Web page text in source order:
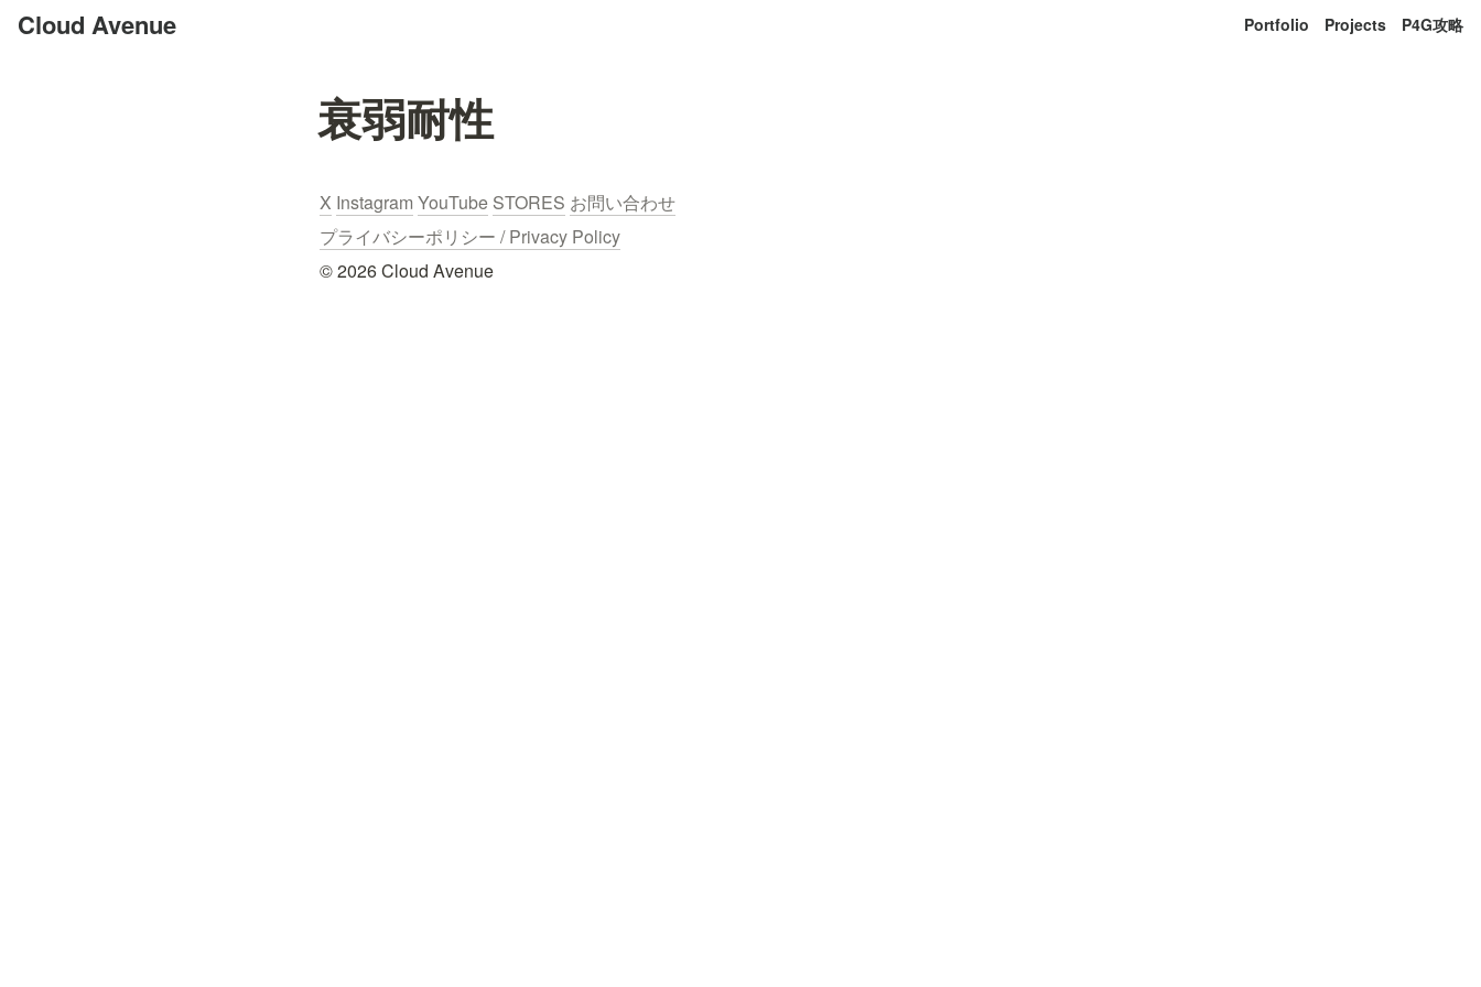
Cloud Avenue Portfolio Projects P4G攻略
衰弱耐性
X Instagram YouTube STORES お問い合わせ
プライバシーポリシー / Privacy Policy
© 2026 Cloud Avenue